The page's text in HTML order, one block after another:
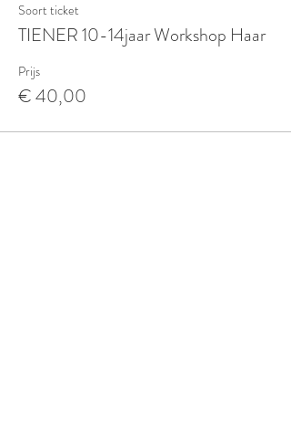
Soort ticket
TIENER 10-14jaar Workshop Haar
Prijs
€ 40,00